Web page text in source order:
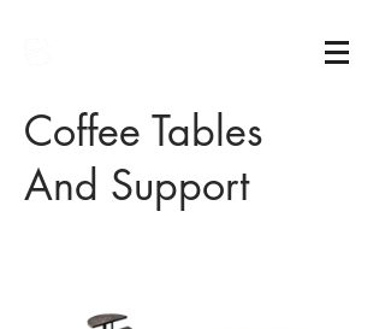
Coffee Tables
And Support